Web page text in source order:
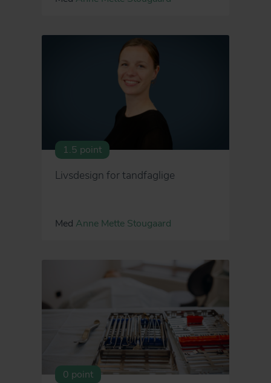
1.5 point
Livsdesign for tandfaglige
Med Anne Mette Stougaard
0 point